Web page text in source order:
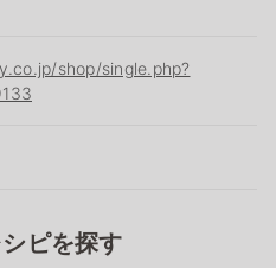
shop/single.php?
ピを探す